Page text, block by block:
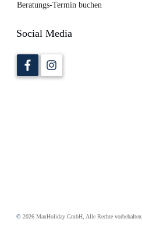
Beratungs-Termin buchen
Social Media
© 2026 MaxHoliday GmbH , Alle Rechte vorbehalten.